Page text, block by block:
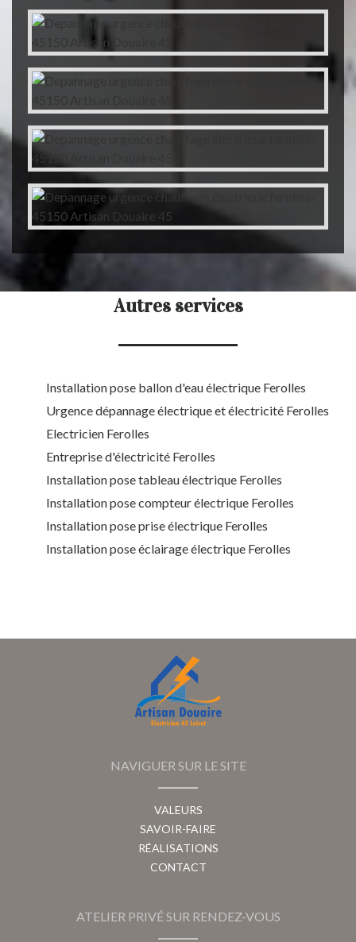
Autres services
Installation pose ballon d'eau électrique Ferolles
Urgence dépannage électrique et électricité Ferolles
Electricien Ferolles
Entreprise d'électricité Ferolles
Installation pose tableau électrique Ferolles
Installation pose compteur électrique Ferolles
Installation pose prise électrique Ferolles
Installation pose éclairage électrique Ferolles
NAVIGUER SUR LE SITE
VALEURS
SAVOIR-FAIRE
RÉALISATIONS
CONTACT
ATELIER PRIVÉ SUR RENDEZ-VOUS